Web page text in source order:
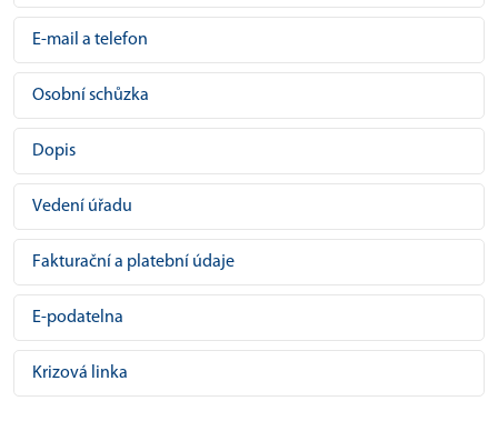
E-mail a telefon
Osobní schůzka
Dopis
Vedení úřadu
Fakturační a platební údaje
E-podatelna
Krizová linka